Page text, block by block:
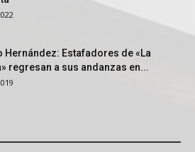
Hernández: Estafadores de «La
regresan a sus andanzas en...